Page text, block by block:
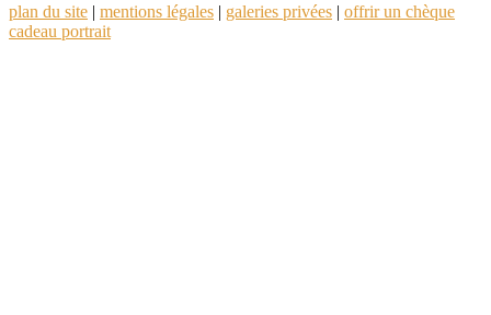
plan du site | mentions légales | galeries privées | offrir un chèque
cadeau portrait